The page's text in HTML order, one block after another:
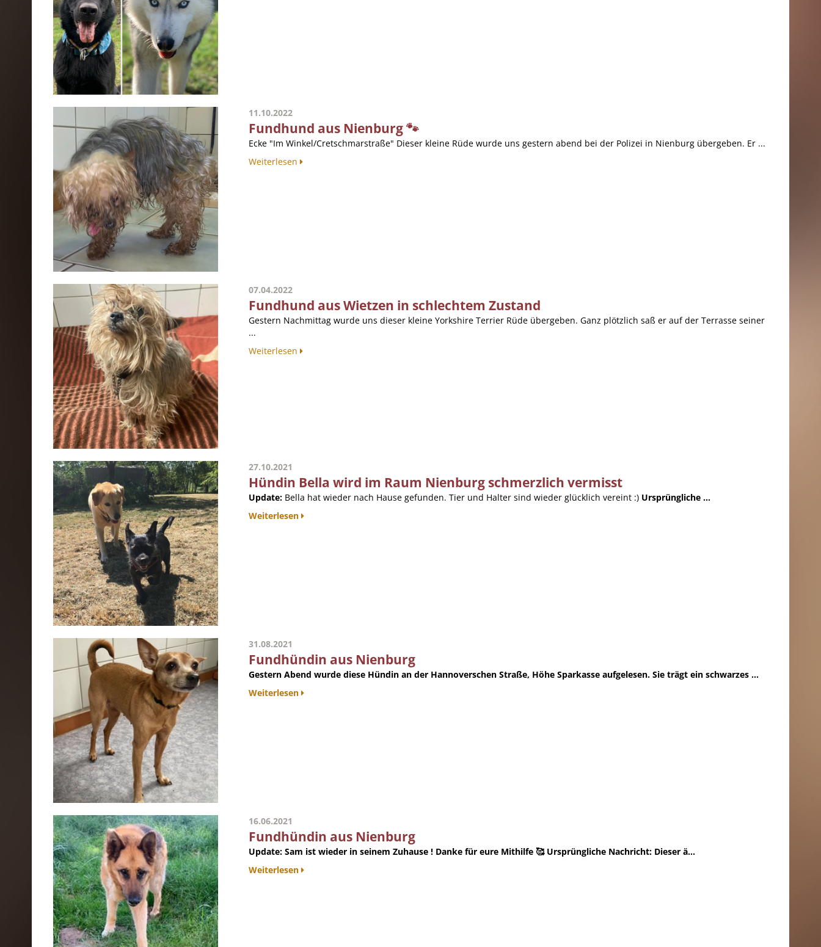
11.10.2022
Fundhund aus Nienburg 🐾
Ecke "Im Winkel/Cretschmarstraße" Dieser kleine Rüde wurde uns gestern abend bei der Polizei in Nienburg übergeben. Er ...
Weiterlesen
07.04.2022
Fundhund aus Wietzen in schlechtem Zustand
Gestern Nachmittag wurde uns dieser kleine Yorkshire Terrier Rüde übergeben. Ganz plötzlich saß er auf der Terrasse seiner
...
Weiterlesen
27.10.2021
Hündin Bella wird im Raum Nienburg schmerzlich vermisst
Update: Bella hat wieder nach Hause gefunden. Tier und Halter sind wieder glücklich vereint :) Ursprüngliche ...
Weiterlesen
31.08.2021
Fundhündin aus Nienburg
Gestern Abend wurde diese Hündin an der Hannoverschen Straße, Höhe Sparkasse aufgelesen. Sie trägt ein schwarzes ...
Weiterlesen
16.06.2021
Fundhündin aus Nienburg
Update: Sam ist wieder in seinem Zuhause ! Danke für eure Mithilfe 🥰 Ursprüngliche Nachricht: Dieser ä...
Weiterlesen